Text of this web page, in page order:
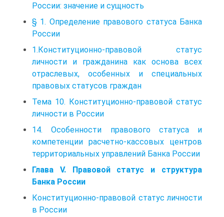
России: значение и сущность
§ 1. Определение правового статуса Банка
России
1.Конституционно-правовой статус
личности и гражданина как основа всех
отраслевых, особенных и специальных
правовых статусов граждан
Тема 10. Конституционно-правовой статус
личности в России
14. Особенности правового статуса и
компетенции расчетно-кассовых центров
территориальных управлений Банка России
Глава V. Правовой статус и структура
Банка России
Конституционно-правовой статус личности
в России